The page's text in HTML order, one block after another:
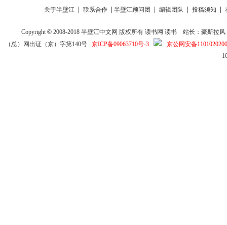
关于半壁江 联系合作 半壁江顾问团 编辑团队 投稿须知
Copyright © 2008-2018半壁江中文网 版权所有读书网 读书
站长：豪斯拉风
（总）网出证（京）字第140号 京ICP备09063710号-3
京公网安备